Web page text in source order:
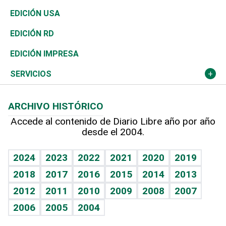
Reportajes
África
Ocenanía
Caribe
Resto del mundo
Vivienda
Telecom.
Global y variable
Economía personal
Buena Vida
Sociales
Novedades
Podcast Arte Libre
Hablando con el pediatra
Vida y familia
Eñe
Celebrando la vida
Sin complejos
Ciclismo
Tenis
Olimpismo
Más deportes
Línea de hit
TBT Deportivo
En Directo
El Espía
Noticiero Poteleche
Columnistas
Más firmas
Tecnología
Historia
Martes de tecnología
Cambio climático
Economía
Revista
Deportes
Opinión
Hecho en casa
Guía del dinero
EDICIÓN USA
EDICIÓN RD
EDICIÓN IMPRESA
SERVICIOS
Cumpleaños
Horóscopos
Crucigramas
ARCHIVO HISTÓRICO
Accede al contenido de Diario Libre año por año
desde el 2004.
2024 2023 2022 2021 2020
2019
2018
2017 2016 2015 2014
2013
2012
2011 2010 2009 2008
2007
2006
2005 2004